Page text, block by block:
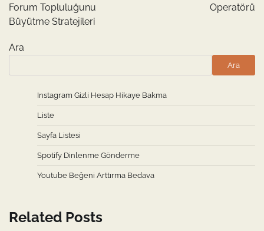
Forum Topluluğunu
Büyütme Stratejileri
Operatörü
Ara
Ara
Instagram Gizli Hesap Hikaye Bakma
Liste
Sayfa Listesi
Spotify Dinlenme Gönderme
Youtube Beğeni Arttırma Bedava
Related Posts